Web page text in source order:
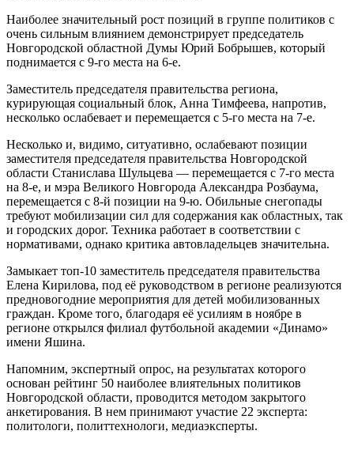
Наиболее значительный рост позиций в группе политиков с
очень сильным влиянием демонстрирует председатель
Новгородской областной Думы Юрий Бобрышев, который
поднимается с 9-го места на 6-е.
Заместитель председателя правительства региона,
курирующая социальный блок, Анна Тимфеева, напротив,
несколько ослабевает и перемещается с 5-го места на 7-е.
Несколько и, видимо, ситуативно, ослабевают позиции
заместителя председателя правительства Новгородской
области Станислава Шульцева — перемещается с 7-го места
на 8-е, и мэра Великого Новгорода Александра Розбаума,
перемещается с 8-й позиции на 9-ю. Обильные снегопады
требуют мобилизации сил для содержания как областных, так
и городских дорог. Техника работает в соответствии с
нормативами, однако критика автовладельцев значительна.
Замыкает топ-10 заместитель председателя правительства
Елена Кирилова, под её руководством в регионе реализуются
предновогодние мероприятия для детей мобилизованных
граждан. Кроме того, благодаря её усилиям в ноябре в
регионе открылся филиал футбольной академии «Динамо»
имени Яшина.
Напомним, экспертный опрос, на результатах которого
основан рейтинг 50 наиболее влиятельных политиков
Новгородской области, проводится методом закрытого
анкетирования. В нем принимают участие 22 эксперта:
политологи, политтехнологи, медиаэксперты.